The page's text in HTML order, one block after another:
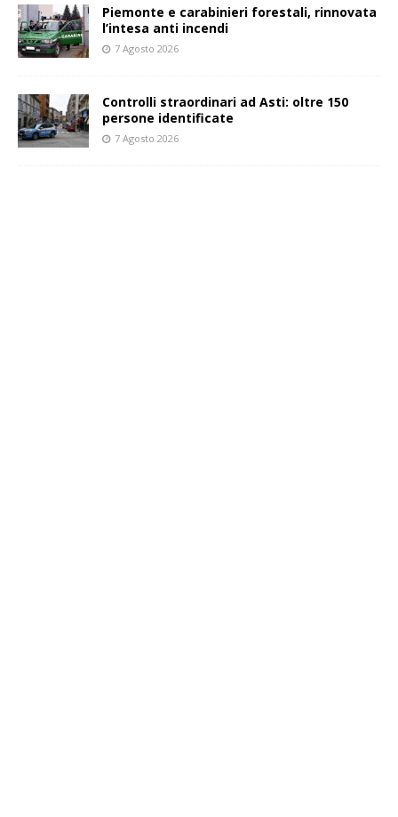
Piemonte e carabinieri forestali, rinnovata
l’intesa anti incendi
7 Agosto 2026
Controlli straordinari ad Asti: oltre 150
persone identificate
7 Agosto 2026